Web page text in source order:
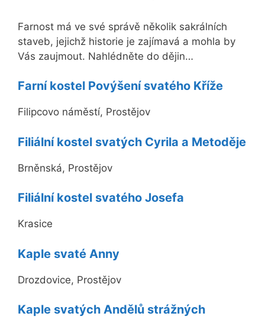
Farnost má ve své správě několik sakrálních
staveb, jejichž historie je zajímavá a mohla by
Vás zaujmout. Nahlédněte do dějin…
Farní kostel Povýšení svatého Kříže
Filipcovo náměstí, Prostějov
Filiální kostel svatých Cyrila a Metoděje
Brněnská, Prostějov
Filiální kostel svatého Josefa
Krasice
Kaple svaté Anny
Drozdovice, Prostějov
Kaple svatých Andělů strážných